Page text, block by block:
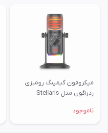
میکروفون گیمینگ رومیزی
ردراگون مدل Stellaris
ناموجود